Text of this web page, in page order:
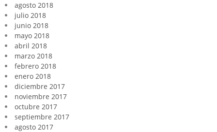
agosto 2018
julio 2018
junio 2018
mayo 2018
abril 2018
marzo 2018
febrero 2018
enero 2018
diciembre 2017
noviembre 2017
octubre 2017
septiembre 2017
agosto 2017